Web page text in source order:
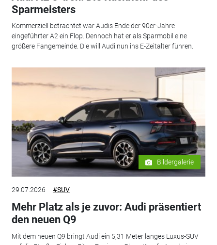
Sparmeisters
Kommerziell betrachtet war Audis Ende der 90er-Jahre
eingeführter A2 ein Flop. Dennoch hat er als Sparmobil eine
größere Fangemeinde. Die will Audi nun ins E-Zeitalter führen.
Bildergalerie
29.07.2026 #SUV
Mehr Platz als je zuvor: Audi präsentiert
den neuen Q9
Mit dem neuen Q9 bringt Audi ein 5,31 Meter langes Luxus-SUV